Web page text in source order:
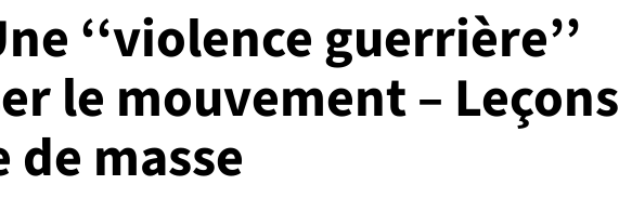
‘‘violence guerrière’’
le mouvement – Leçons
de masse